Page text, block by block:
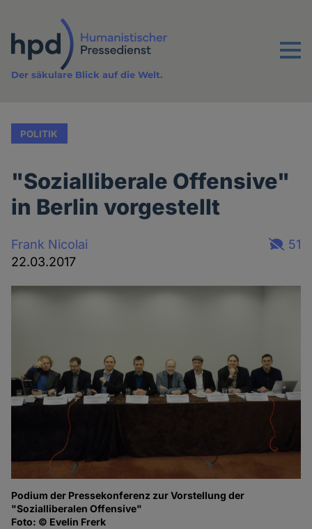
Inhalt
Menu
Der säkulare Blick auf die Welt.
POLITIK
"Sozialliberale Offensive"
in Berlin vorgestellt
Frank Nicolai
22.03.2017
51
Podium der Pressekonferenz zur Vorstellung der
"Sozialliberalen Offensive"
Foto: © Evelin Frerk